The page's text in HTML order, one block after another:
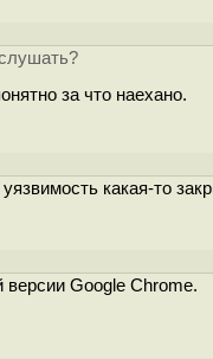
за что наехано.
какая-то
Google Chrome.